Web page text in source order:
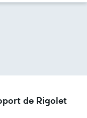
de Rigolet